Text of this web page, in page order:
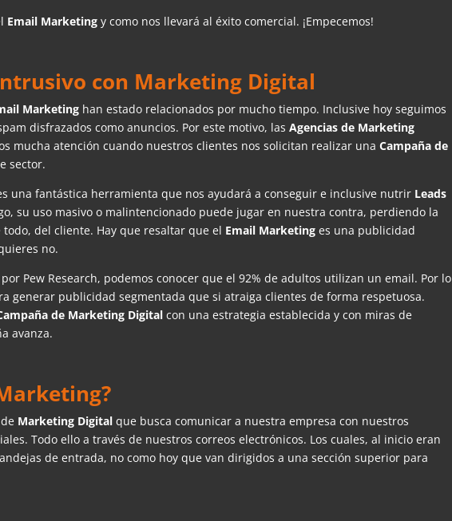
Email Marketing y como nos llevará al éxito comercial. ¡Empecemos!
con Marketing Digital
Marketing han estado relacionados por mucho tiempo. Inclusive hoy seguimos
disfrazados como anuncios. Por este motivo, las Agencias de Marketing
mucha atención cuando nuestros clientes nos solicitan realizar una Campaña de
sector.
una fantástica herramienta que nos ayudará a conseguir e inclusive nutrir Leads
su uso masivo o malintencionado puede jugar en nuestra contra, perdiendo la
del cliente. Hay que resaltar que el Email Marketinges una publicidad
no.
Pew Research, podemos conocer que el 92% de adultos utilizan un email. Por lo
generar publicidad segmentada que si atraiga clientes de forma respetuosa.
de Marketing Digitalcon una estrategia establecida y con miras de
avanza.
Marketing Digitalque busca comunicar a nuestra empresa con nuestros
Todo ello a través de nuestros correos electrónicos. Los cuales, al inicio eran
de entrada, no como hoy que van dirigidos a una sección superior para